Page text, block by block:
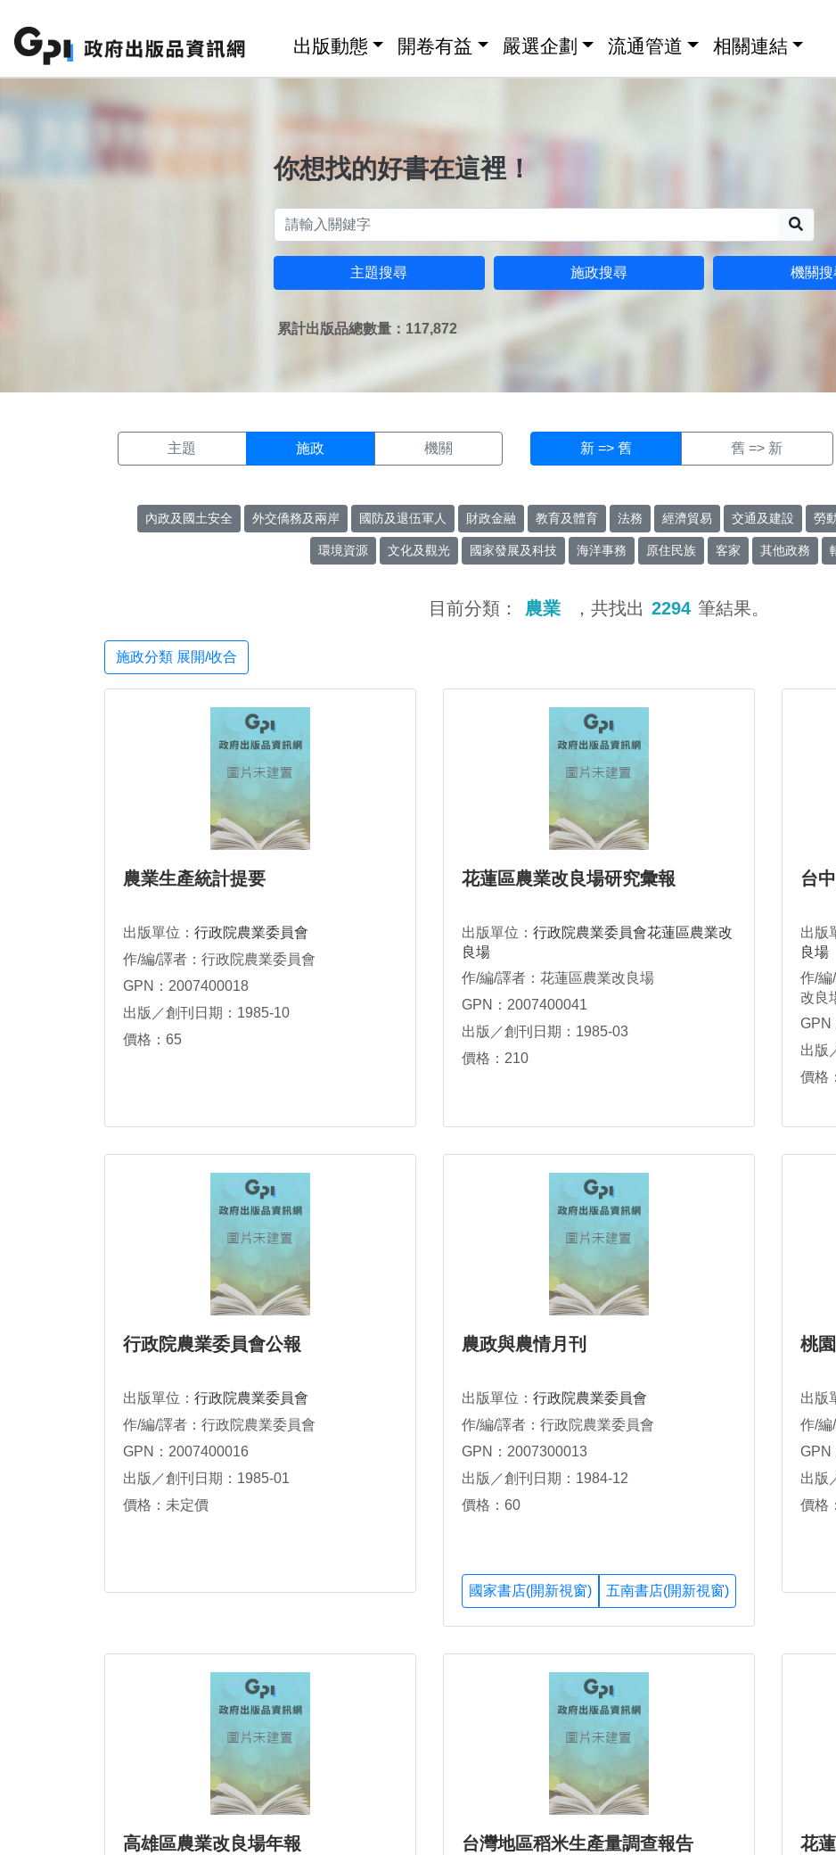
出版動態 開卷有益 嚴選企劃 流通管道 相關連結
你想找的好書在這裡！
主題搜尋 施政搜尋 機關搜
累計出版品總數量：117,872
主題 施政 機關 新 => 舊 舊 => 新
內政及國土安全 外交僑務及兩岸 國防及退伍軍人 財政金融 教育及體育 法務 經濟貿易 交通及建設 勞
環境資源 文化及觀光 國家發展及科技 海洋事務 原住民族 客家 其他政務
目前分類： 農業 ，共找出 2294 筆結果。
施政分類 展開/收合
農業生產統計提要
出版單位： 行政院農業委員會
作/編/譯者：行政院農業委員會
GPN：2007400018
出版／創刊日期：1985-10
價格：65
花蓮區農業改良場研究彙報
出版單位： 行政院農業委員會花蓮區農業改
良場
作/編/譯者：花蓮區農業改良場
GPN：2007400041
出版／創刊日期：1985-03
價格：210
台
出版
良場
作/編
改良
GPN
出版
價格
行政院農業委員會公報
出版單位： 行政院農業委員會
作/編/譯者：行政院農業委員會
GPN：2007400016
出版／創刊日期：1985-01
價格：未定價
農政與農情月刊
出版單位： 行政院農業委員會
作/編/譯者：行政院農業委員會
GPN：2007300013
出版／創刊日期：1984-12
價格：60
國家書店(開新視窗) 五南書店(開新視窗)
桃
出版
作/編
GPN
出版
價格
高雄區農業改良場年報 台灣地區稻米生產量調查報告 花